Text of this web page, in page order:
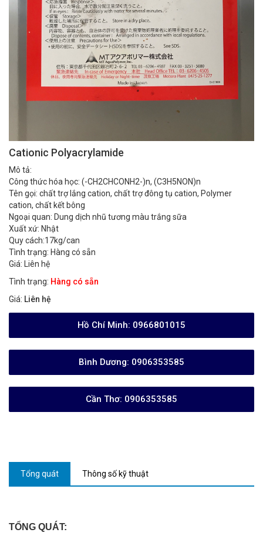
Cationic Polyacrylamide
Mô tả:
Công thức hóa học: (-CH2CHCONH2-)n, (C3H5NON)n
Tên gọi: chất trợ lắng cation, chất trợ đông tụ cation, Polymer
cation, chất kết bông
Ngoại quan: Dung dịch nhũ tương màu trắng sữa
Xuất xứ: Nhật
Quy cách:17kg/can
Tình trạng: Hàng có sẵn
Giá: Liên hệ
Tình trạng: Hàng có sẵn
Giá: Liên hệ
Hồ Chí Minh: 0966801015
Bình Dương: 0906353585
Cần Thơ: 0906353585
Tổng quát Thông số kỹ thuật
TỔNG QUÁT: